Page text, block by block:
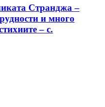
Странджа –
и много
– с.